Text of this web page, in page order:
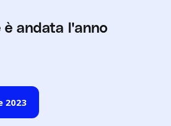
è andata l'anno
2023